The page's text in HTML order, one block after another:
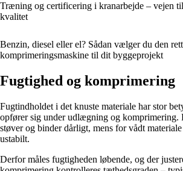
Træning og certificering i kranarbejde – vejen
kvalitet
Benzin, diesel eller el? Sådan vælger du den
komprimeringsmaskine til dit byggeprojekt
Fugtighed og komprimering
Fugtindholdet i det knuste materiale har stor
opfører sig under udlægning og komprimering.
støver og binder dårligt, mens for vådt
ustabilt.
Derfor måles fugtigheden løbende, og der